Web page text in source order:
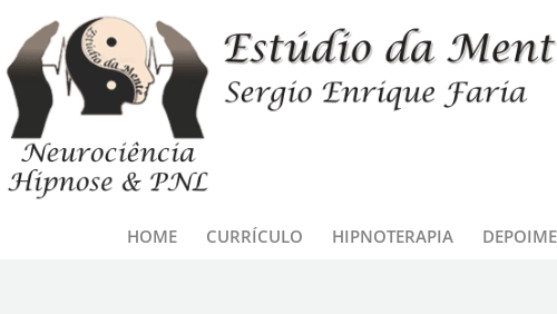
HOME CURRÍCULO HIPNOTERAPIA